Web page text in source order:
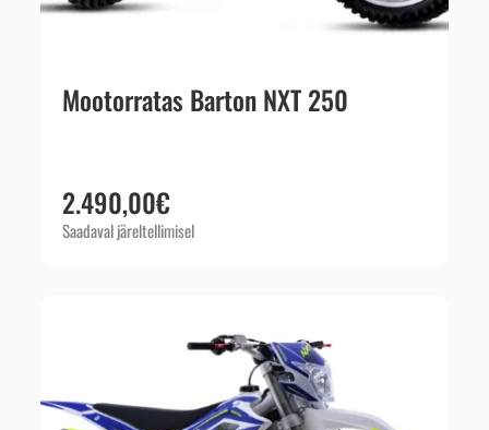
Mootorratas Barton NXT 250
2.490,00€
Saadaval järeltellimisel